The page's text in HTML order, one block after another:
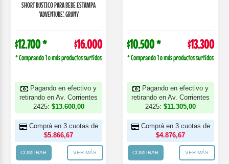
SHORT RUSTICO PARA BEBE ESTAMPA
'ADVENTURE'. GRUNY
$12.700 * $16.000
* Comprando 1 o más productos surtidos
Pagando en efectivo y
retirando en Av. Corrientes
2425: $13.600,00
Comprá en 3 cuotas de
$5.866,67
COMPRAR VER MÁS
$10.500 * $13.300
* Comprando 1 o más productos surtidos
Pagando en efectivo y
retirando en Av. Corrientes
2425: $11.305,00
Comprá en 3 cuotas de
$4.876,67
COMPRAR VER MÁS